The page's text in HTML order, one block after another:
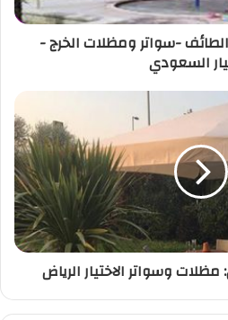
-سواتر ومظلات الخرج -
السعودي
وسواتر الاختيار الرياض